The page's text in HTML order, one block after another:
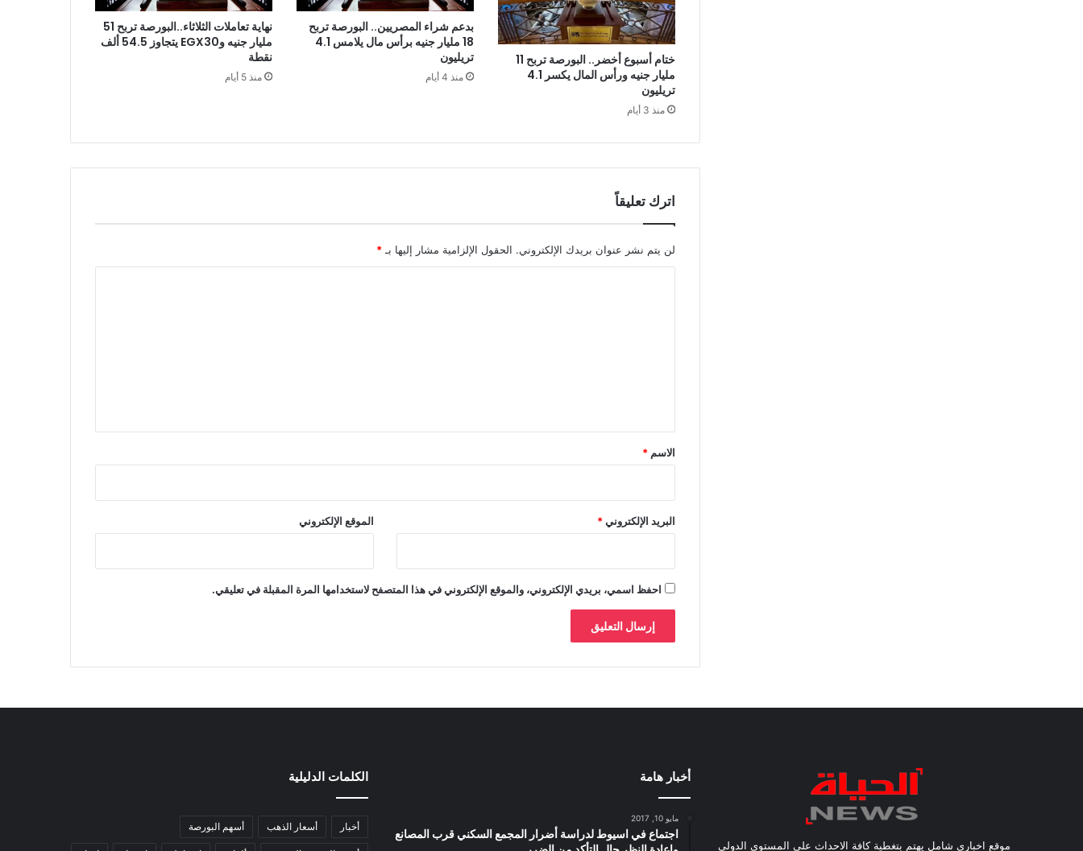
ختام أسبوع أخضر.. البورصة تربح 11
مليار جنيه ورأس المال يكسر 4.1
تريليون
منذ 3 أيام
بدعم شراء المصريين.. البورصة تربح
18 مليار جنيه برأس مال يلامس 4.1
تريليون
منذ 4 أيام
نهاية تعاملات الثلاثاء..البورصة تربح 51
مليار جنيه وEGX30 يتجاوز 54.5 ألف
نقطة
منذ 5 أيام
اترك تعليقاً
لن يتم نشر عنوان بريدك الإلكتروني. الحقول الإلزامية مشار إليها بـ *
*
الاسم *
البريد الإلكتروني* الموقع الإلكتروني
احفظ اسمي، بريدي الإلكتروني، والموقع الإلكتروني في هذا المتصفح لاستخدامها المرة المقبلة في تعليقي.
موقع اخباري شامل يهتم بتغطية كافة الاحداث على المستوى الدولي
أخبار هامة
مايو 10, 2017
اجتماع في اسيوط لدراسة أضرار المجمع السكني قرب المصانع
الكلمات الدليلية
أخبار أسعار الذهب أسهم البورصة